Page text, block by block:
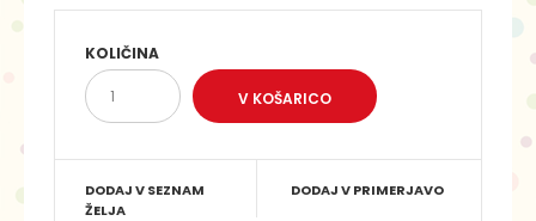
KOLIČINA
DODAJ V SEZNAM
ŽELJA
DODAJ V PRIMERJAVO